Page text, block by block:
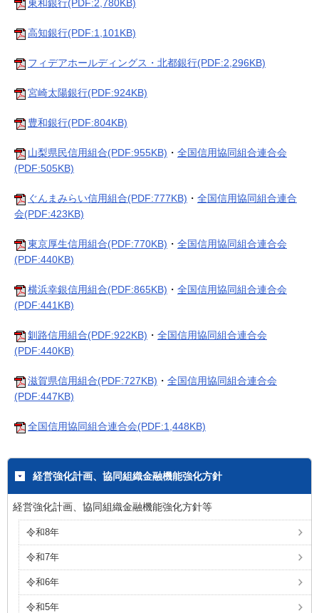
東和銀行(PDF:2,780KB)
高知銀行(PDF:1,101KB)
フィデアホールディングス・北都銀行(PDF:2,296KB)
宮崎太陽銀行(PDF:924KB)
豊和銀行(PDF:804KB)
山梨県民信用組合(PDF:955KB) ・ 全国信用協同組合連合会
(PDF:505KB)
ぐんまみらい信用組合(PDF:777KB) ・ 全国信用協同組合連合
会(PDF:423KB)
東京厚生信用組合(PDF:770KB) ・ 全国信用協同組合連合会
(PDF:440KB)
横浜幸銀信用組合(PDF:865KB) ・ 全国信用協同組合連合会
(PDF:441KB)
釧路信用組合(PDF:922KB) ・ 全国信用協同組合連合会
(PDF:440KB)
滋賀県信用組合(PDF:727KB) ・ 全国信用協同組合連合会
(PDF:447KB)
全国信用協同組合連合会(PDF:1,448KB)
経営強化計画、協同組織金融機能強化方針
経営強化計画、協同組織金融機能強化方針等
令和8年
令和7年
令和6年
令和5年